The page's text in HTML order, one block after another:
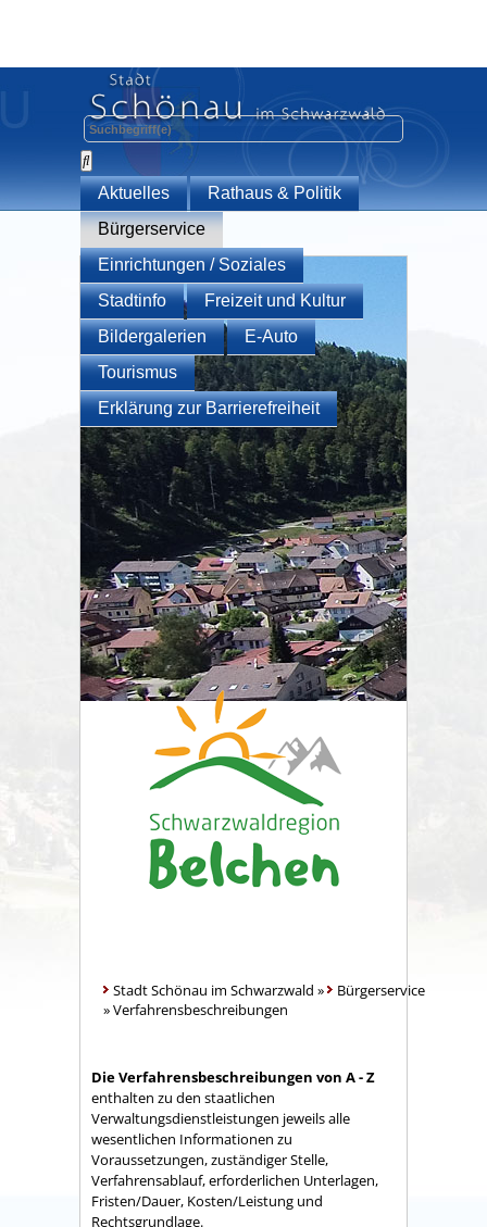
Aktuelles
Rathaus & Politik
Bürgerservice
Einrichtungen / Soziales
Stadtinfo
Freizeit und Kultur
Bildergalerien
E-Auto
Tourismus
Erklärung zur Barrierefreiheit
Stadt Schönau im Schwarzwald »
Bürgerservice
»Verfahrensbeschreibungen
Die Verfahrensbeschreibungen von A - Z
enthalten zu den staatlichen
Verwaltungsdienstleistungen jeweils alle
wesentlichen Informationen zu
Voraussetzungen, zuständiger Stelle,
Verfahrensablauf, erforderlichen Unterlagen,
Fristen/Dauer, Kosten/Leistung und
Rechtsgrundlage.